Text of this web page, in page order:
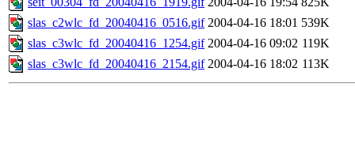
slas_c2wlc_fd_20040416_0516.gif 2004-04-16 18:01 539K
slas_c3wlc_fd_20040416_1254.gif 2004-04-16 09:02 119K
slas_c3wlc_fd_20040416_2154.gif 2004-04-16 18:02 113K